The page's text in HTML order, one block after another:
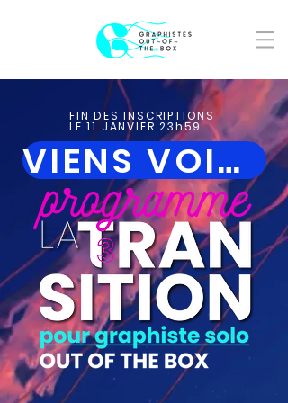
FIN DES INSCRIPTIONS
LE 11 JANVIER 23h59
VIENS VOIR LA TRANSITION